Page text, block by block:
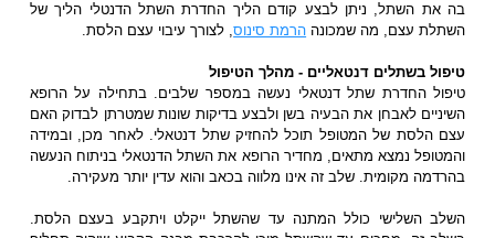
בה את השתל, ניתן לבצע קודם הליך החדרת השתל הדנטלי הליך של
השתלת עצם, מה שמכונה הרמת סינוס, לצורך עיבוי עצם הלסת.
טיפול בשתלים דנטאליים - מהלך הטיפול
טיפול החדרת שתל דנטאלי נעשה במספר שלבים. בתחילה על הרופא
השיניים לאבחן את הבעיה בשן ולבצע בדיקות שונות שמטרתן לבדוק האם
עצם הלסת של המטופל תוכל להחזיק שתל דנטאלי. לאחר מכן, ובמידה
והמטופל נמצא מתאים, מחדיר הרופא את השתל הדנטאלי בניתוח הנעשה
בהרדמה מקומית. שלב זה אינו מלווה בכאב והוא עדין יותר מעקירה.
השלב השלישי כולל המתנה עד שהשתל ייקלט ויתקבע בעצם הלסת.